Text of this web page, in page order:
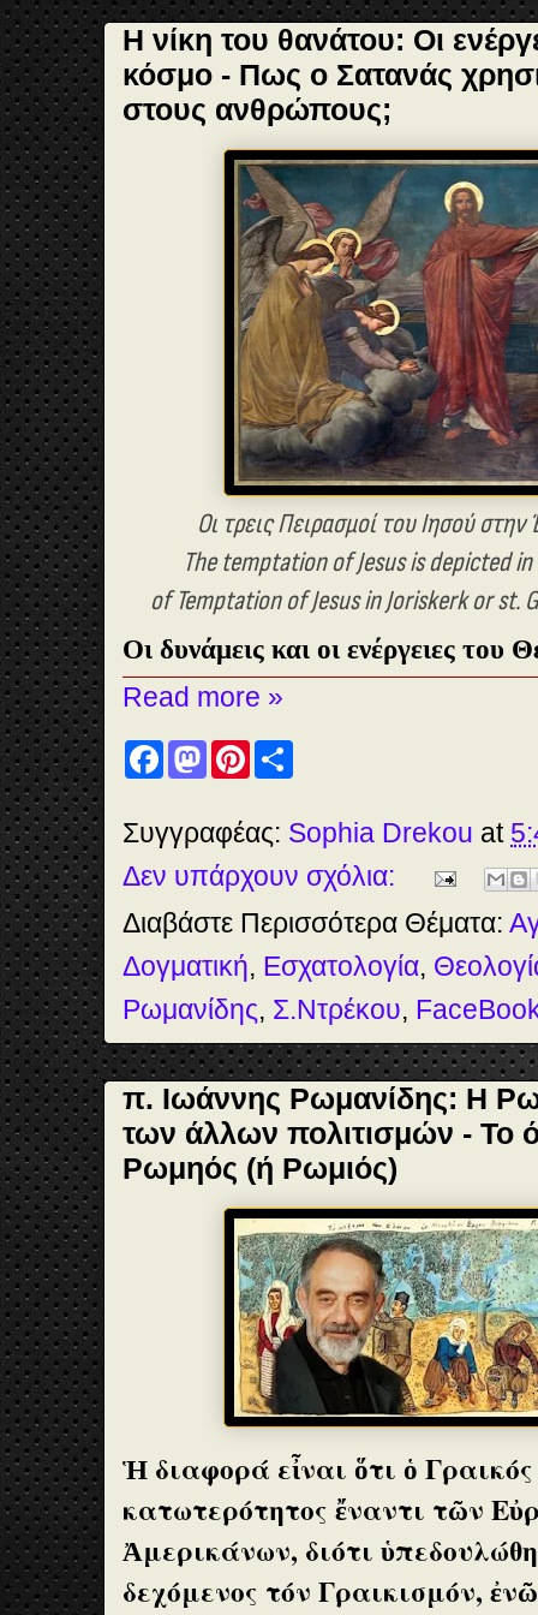
Η νίκη του θανάτου: Οι
κόσμο - Πως ο Σατανάς
στους ανθρώπους;
Οι τρεις Πειρασμοί του Ιησού
The temptation of Jesus is depicted
of Temptation of Jesus in Joriskerk or st.
Οι δυνάμεις και οι ενέργειες του
Read more »
F
a
b
o
o
k
M
a
o
d
o
n
P
e
r
e
s
e
Συγγραφέας: Sophia Drekou at
Δεν υπάρχουν σχόλια:
Διαβάστε Περισσότερα Θέματα:
Δογματική, Εσχατολογία,
Ρωμανίδης, Σ.Ντρέκου,
π. Ιωάννης Ρωμανίδης: Η
των άλλων πολιτισμών - Το
Ρωμηός (ή Ρωμιός)
Ἡ διαφορά εἶναι ὅτι ὁ
κατωτερότητος ἔναντι τῶν
Ἀμερικάνων, διότι
δεχόμενος τόν Γραικισμόν,